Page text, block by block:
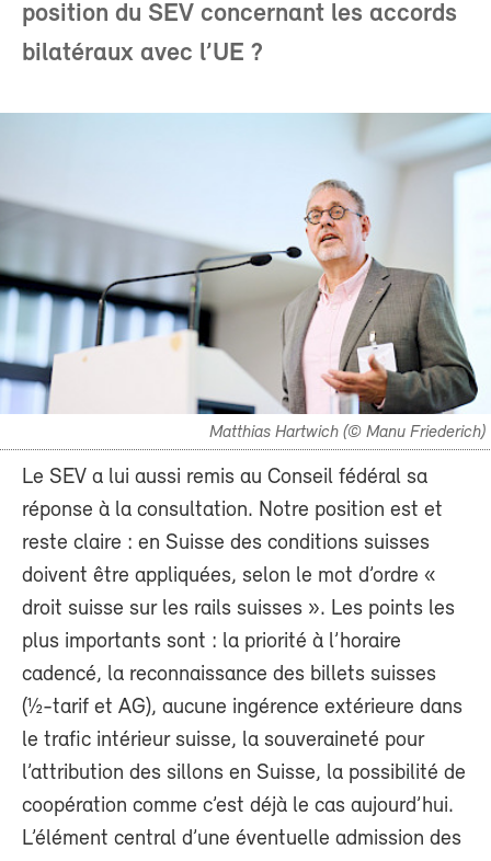
position du SEV concernant les accords
bilatéraux avec l’UE ?
Matthias Hartwich (© Manu Friederich)
Le SEV a lui aussi remis au Conseil fédéral sa
réponse à la consultation. Notre position est et
reste claire : en Suisse des conditions suisses
doivent être appliquées, selon le mot d’ordre «
droit suisse sur les rails suisses ». Les points les
plus importants sont : la priorité à l’horaire
cadencé, la reconnaissance des billets suisses
(½-tarif et AG), aucune ingérence extérieure dans
le trafic intérieur suisse, la souveraineté pour
l’attribution des sillons en Suisse, la possibilité de
coopération comme c’est déjà le cas aujourd’hui.
L’élément central d’une éventuelle admission des